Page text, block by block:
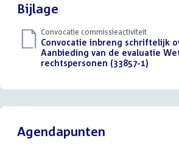
Bijlage
Convocatie commissieactiviteit
Download
bestand:
Convocatie inbreng schriftelijk
Aanbieding van de evaluatie
rechtspersonen (33857-1)
Agendapunten